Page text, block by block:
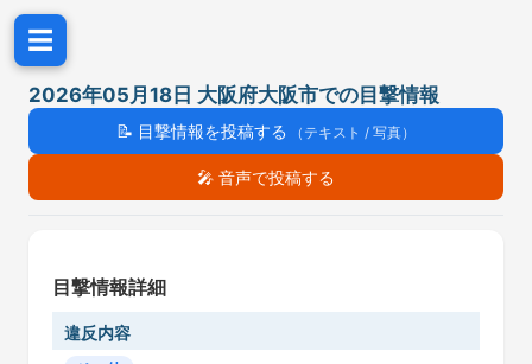
☰
2026年05月18日 大阪府大阪市での目撃情報
📝 目撃情報を投稿する （テキスト / 写真）
🎤 音声で投稿する
目撃情報詳細
違反内容